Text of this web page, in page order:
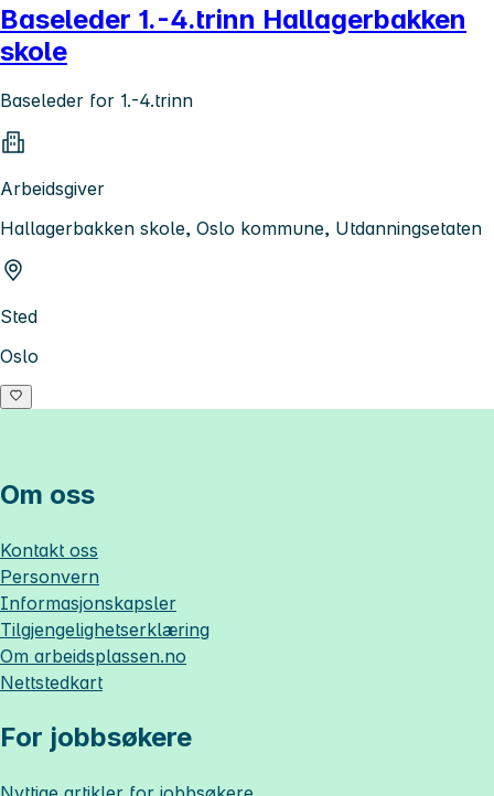
Baseleder 1.-4.trinn Hallagerbakken
skole
Baseleder for 1.-4.trinn
Arbeidsgiver
Hallagerbakken skole, Oslo kommune, Utdanningsetaten
Sted
Oslo
Om oss
Kontakt oss
Personvern
Informasjonskapsler
Tilgjengelighetserklæring
Om arbeidsplassen.no
Nettstedkart
For jobbsøkere